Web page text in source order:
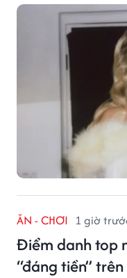
ĂN - CHƠI 1 giờ
Điểm danh top
“đáng tiền”